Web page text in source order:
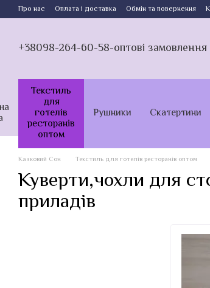
Перейти до основного контенту
Про нас Оплата і доставка Обмін та повернення
+38098-264-60-58-оптові замовлення
Текстиль
для
готелів
ресторанів
оптом
Рушники Скатертини
Казковий Сон Текстиль для готелів ресторанів оптом
Куверти,чохли для
приладів